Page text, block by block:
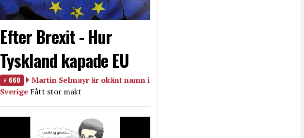
Efter Brexit - Hur
Tyskland kapade EU
660
Martin Selmayr är okänt namn i
Sverige Fått stor makt